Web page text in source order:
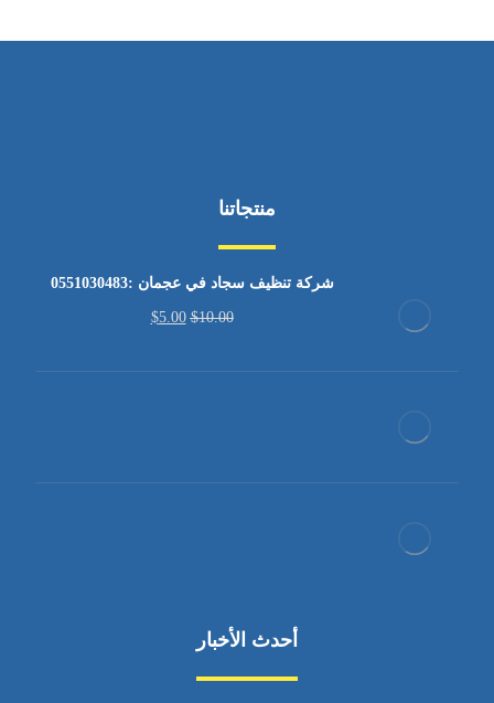
منتجاتنا
شركة تنظيف سجاد في عجمان :0551030483
$10.00
$5.00
أحدث الأخبار